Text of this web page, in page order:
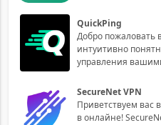
QuickPing
Добро пожаловать
интуитивно
управления
SecureNet VPN
Приветствуем вас
в онлайне!